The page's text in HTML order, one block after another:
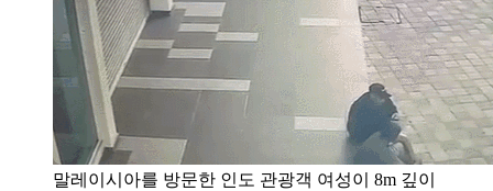
말레이시아를 방문한 인도 관광객 여성이 8m 깊이